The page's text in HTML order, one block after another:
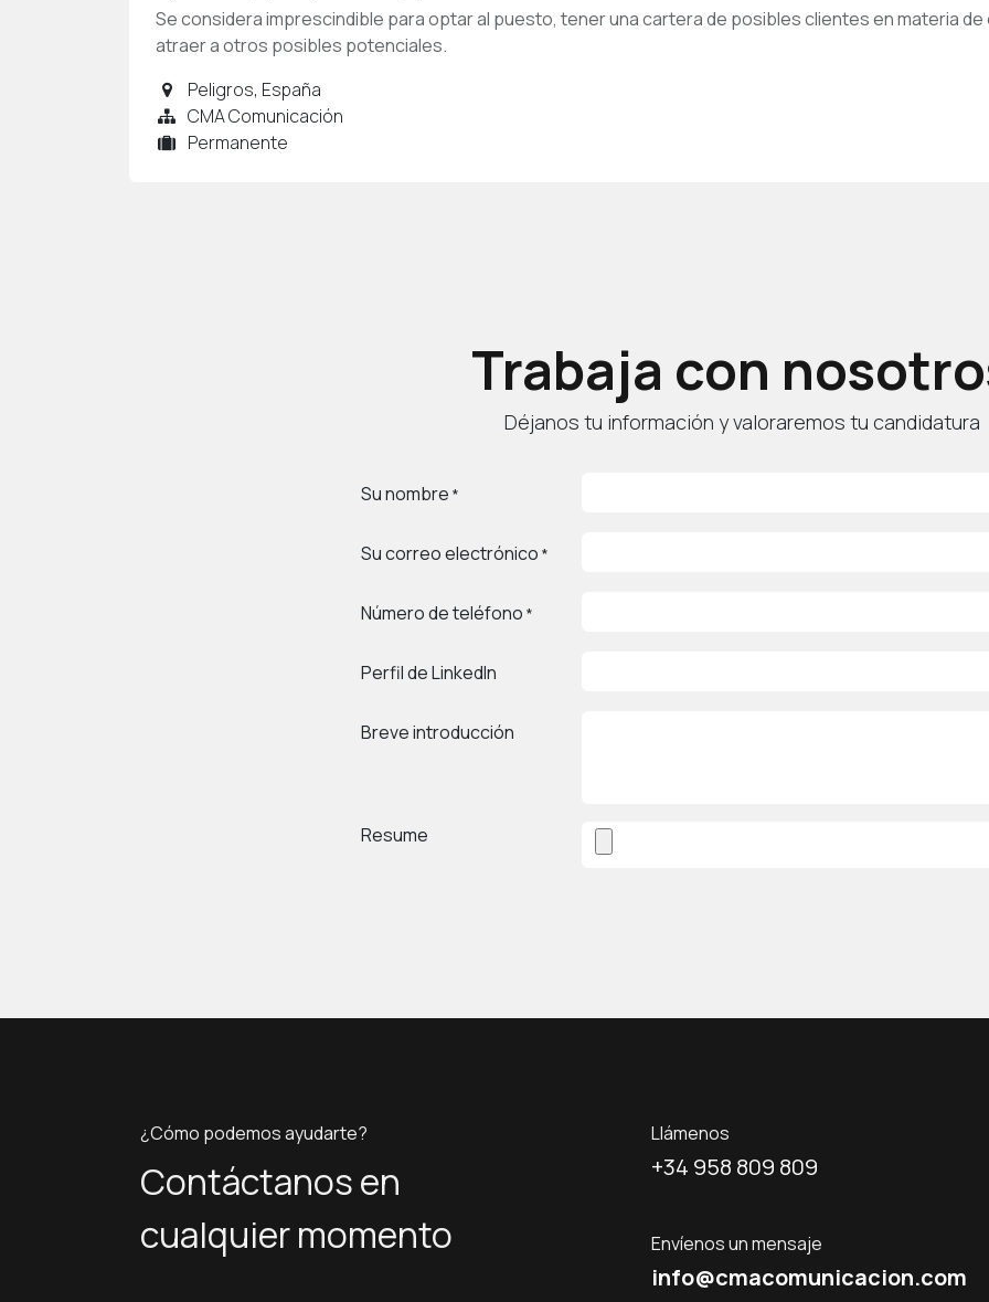
Se considera imprescindible para optar al puesto, tener una cartera de posibles clientes en materia
atraer a otros posibles potenciales.
Peligros, España
CMA Comunicación
Permanente
Trabaja con
Déjanos tu información y valoraremos tu candidatura
Su nombre *
Su correo electrónico *
Número de teléfono *
Perfil de LinkedIn
Breve introducción
Resume
¿Cómo podemos ayudarte?
Contáctanos en
cualquier momento
Llámenos
+34 958 809 809
Envíenos un mensaje
info@cmacomunicacion.com